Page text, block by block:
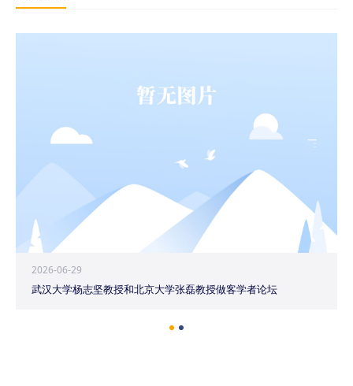
2026-06-29
武汉大学杨志坚教授和北京大学张磊教授做客学者论坛